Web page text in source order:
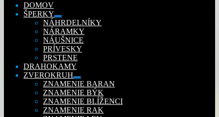
DOMOV
ŠPERKY
Rozbaliť
podradené
menu
NÁHRDELNÍKY
NÁRAMKY
NÁUŠNICE
PRÍVESKY
PRSTENE
DRAHOKAMY
ZVEROKRUH
Rozbaliť
podradené
menu
ZNAMENIE BARAN
ZNAMENIE BÝK
ZNAMENIE BLÍŽENCI
ZNAMENIE RAK